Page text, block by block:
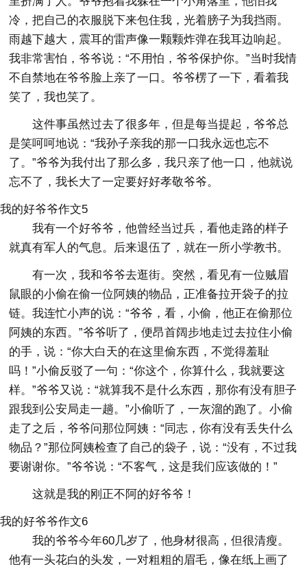
冷，把自己的衣服脱下来包住我，光着膀子为我挡雨。
雨越下越大，震耳的雷声像一颗颗炸弹在我耳边响起。
我非常害怕，爷爷说：“不用怕，爷爷保护你。”当时我情
不自禁地在爷爷脸上亲了一口。爷爷楞了一下，看着我
笑了，我也笑了。
这件事虽然过去了很多年，但是每当提起，爷爷总
是笑呵呵地说：“我孙子亲我的那一口我永远也忘不
了。”爷爷为我付出了那么多，我只亲了他一口，他就说
忘不了，我长大了一定要好好孝敬爷爷。
我的好爷爷作文5
我有一个好爷爷，他曾经当过兵，看他走路的样子
就真有军人的气息。后来退伍了，就在一所小学教书。
有一次，我和爷爷去逛街。突然，看见有一位贼眉
鼠眼的小偷在偷一位阿姨的物品，正准备拉开袋子的拉
链。我连忙小声的说：“爷爷，看，小偷，他正在偷那位
阿姨的东西。”爷爷听了，便昂首阔步地走过去拉住小偷
的手，说：“你大白天的在这里偷东西，不觉得羞耻
吗！”小偷反驳了一句：“你这个，你算什么，我就要这
样。”爷爷又说：“就算我不是什么东西，那你有没有胆子
跟我到公安局走一趟。”小偷听了，一灰溜的跑了。小偷
走了之后，爷爷问那位阿姨：“同志，你有没有丢失什么
物品？”那位阿姨检查了自己的袋子，说：“没有，不过我
要谢谢你。”爷爷说：“不客气，这是我们应该做的！”
这就是我的刚正不阿的好爷爷！
我的好爷爷作文6
我的爷爷今年60几岁了，他身材很高，但很清瘦。
他有一头花白的头发，一对粗粗的眉毛，像在纸上画了